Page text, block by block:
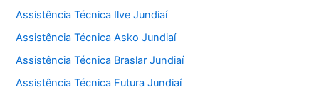
Assistência Técnica Ilve Jundiaí
Assistência Técnica Asko Jundiaí
Assistência Técnica Braslar Jundiaí
Assistência Técnica Futura Jundiaí